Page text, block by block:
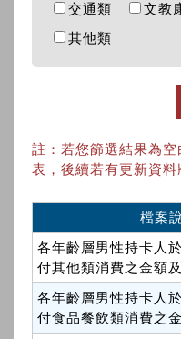
交通類
文教
其他類
註：若您篩選結果為
表，後續若有更新資料
檔案
各年齡層男性持卡人
付其他類消費之金額
各年齡層男性持卡人
付食品餐飲類消費之